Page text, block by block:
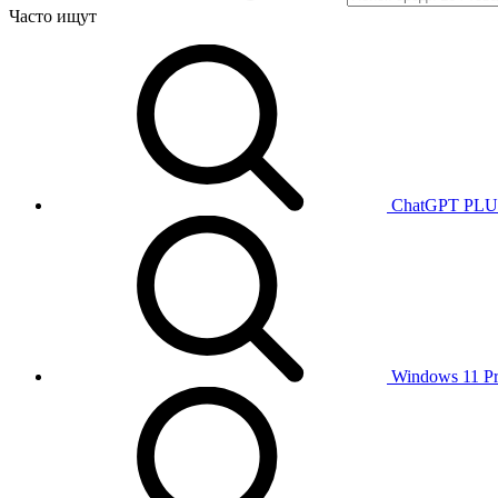
Часто ищут
ChatGPT
Windows 11